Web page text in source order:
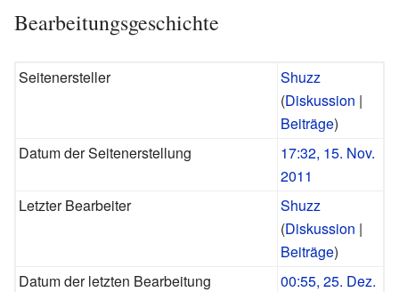
Bearbeitungsgeschichte
Seitenersteller
Shuzz
(Diskussion |
Beiträge)
Datum der Seitenerstellung
17:32, 15. Nov.
2011
Letzter Bearbeiter
Shuzz
(Diskussion |
Beiträge)
Datum der letzten Bearbeitung
00:55, 25. Dez.